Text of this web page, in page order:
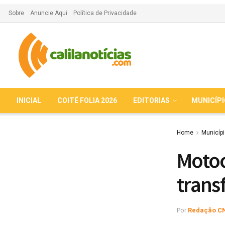
Sobre Anuncie Aqui Política de Privacidade
INICIAL COITÉ FOLIA 2026 EDITORIAS
Home
Por Redação